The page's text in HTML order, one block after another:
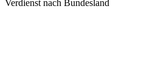
Verdienst nach Bundesland